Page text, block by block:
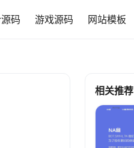
码 游戏源码 网站模板
相关推荐